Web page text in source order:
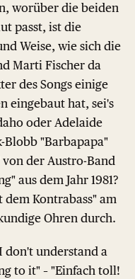
worüber die beiden
passt, ist die
Weise, wie sich die
Marti Fischer da
des Songs einige
eingebaut hat, sei's
oder Adelaide
"Barbapapa"
der Austro-Band
aus dem Jahr 1981?
Kontrabass" am
Ohren durch.
don't understand a
to it" – "Einfach toll!